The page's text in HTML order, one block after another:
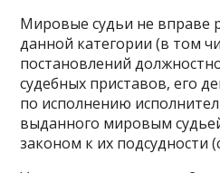
Мировые судьи не вправе
данной категории (в том
постановлений
судебных приставов, его
по исполнению
выданного мировым
законом к их подсудности